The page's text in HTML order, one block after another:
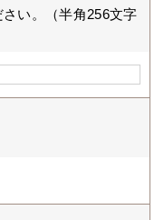
い。（半角256文字